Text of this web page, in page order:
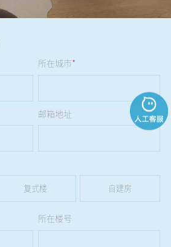
所在城市*
邮箱地址
复式楼 自建房
所在楼号